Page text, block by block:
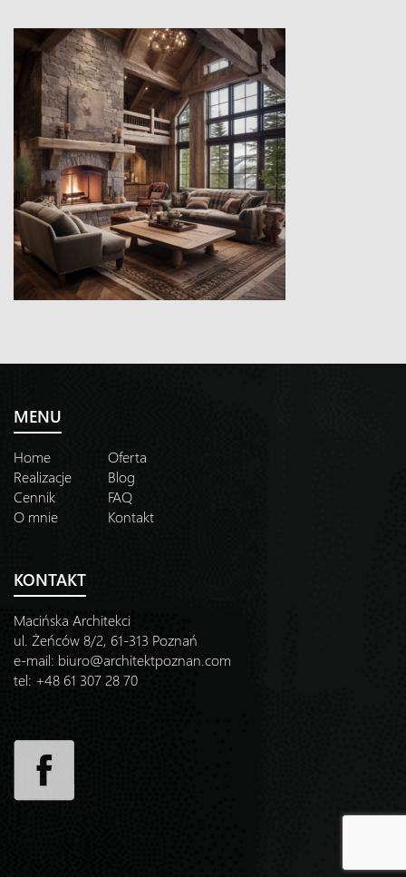
MENU
Home
Oferta
Realizacje
Blog
Cennik
FAQ
O mnie
Kontakt
KONTAKT
Macińska Architekci
ul. Żeńców 8/2, 61-313 Poznań
e-mail: biuro@architektpoznan.com
tel: +48 61 307 28 70